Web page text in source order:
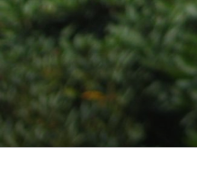
Zum
Inhalt
springen